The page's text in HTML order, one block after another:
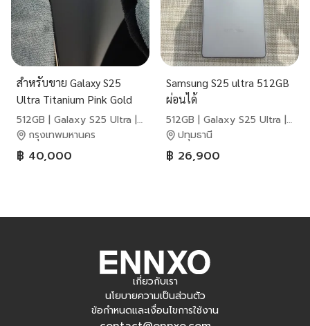
สำหรับขาย Galaxy S25
Ultra Titanium Pink Gold
512GB | Galaxy S25 Ultra |
Samsung
กรุงเทพมหานคร
฿ 40,000
Samsung S25 ultra 512GB
ผ่อนได้
512GB | Galaxy S25 Ultra |
Samsung
ปทุมธานี
฿ 26,900
เกี่ยวกับเรา
นโยบายความเป็นส่วนตัว
ข้อกำหนดและเงื่อนไขการใช้งาน